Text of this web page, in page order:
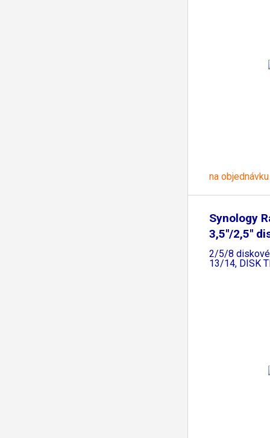
na objednávku
Synology
3,5"/2,5"
2/5/8
13/14, DISK